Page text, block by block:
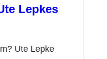
Lepkes